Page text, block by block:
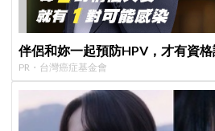
伴侶和妳一起預防HPV，才有資格
PR・台灣癌症基金會